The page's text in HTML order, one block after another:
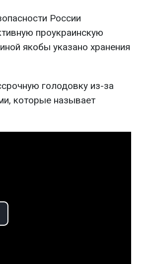
России
проукраинскую
якобы указано хранения
голодовку из-за
которые называет